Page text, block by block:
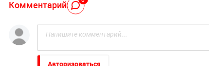
Комментарий
Авторизоваться